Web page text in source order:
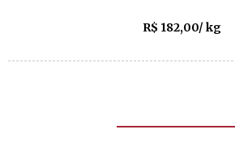
R$ 182,00/ kg